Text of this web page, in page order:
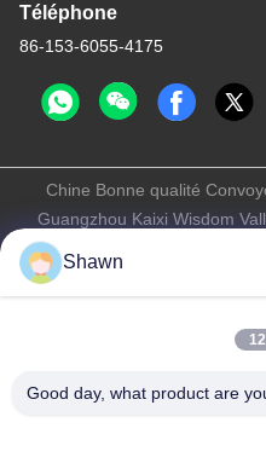
Téléphone
86-153-6055-4175
Chine Bonne qualité
Guangzhou Kaixi Wisdom
Shawn
Good day, what product are